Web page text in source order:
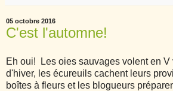
05 octobre 2016
C'est l'automne!
Eh oui! Les oies sauvages volent en V
d'hiver, les écureuils cachent leurs
boîtes à fleurs et les blogueurs